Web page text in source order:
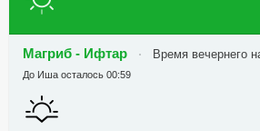
Магриб - Ифтар Время вечернего
До Иша осталось 00:59